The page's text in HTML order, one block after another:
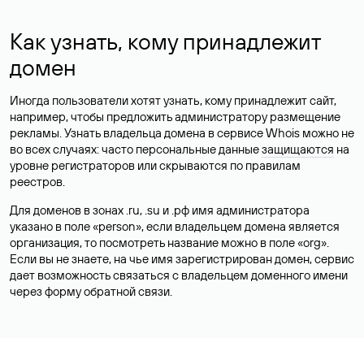
Как узнать, кому принадлежит
домен
Иногда пользователи хотят узнать, кому принадлежит сайт,
например, чтобы предложить администратору размещение
рекламы. Узнать владельца домена в сервисе Whois можно не
во всех случаях: часто персональные данныезащищаются на
уровне регистраторов или скрываются по правилам
реестров.
Для доменов в зонах .ru, .su и .рф имя администратора
указано в поле «person», если владельцем домена является
организация, то посмотреть название можно в поле «org».
Если вы не знаете, на чье имя зарегистрирован домен, сервис
дает возможность связаться с владельцем доменного имени
через форму обратной связи.